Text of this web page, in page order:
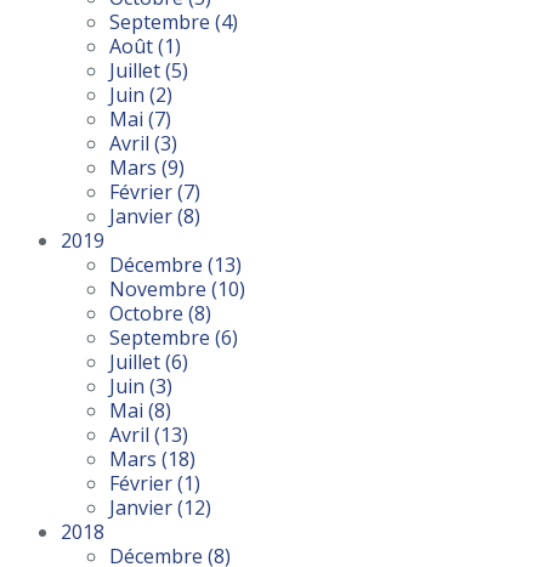
Septembre (4)
Août(1)
Juillet(5)
Juin (2)
Mai (7)
Avril (3)
Mars (9)
Février(7)
Janvier(8)
2019
Décembre (13)
Novembre (10)
Octobre (8)
Septembre (6)
Juillet(6)
Juin (3)
Mai (8)
Avril (13)
Mars (18)
Février(1)
Janvier(12)
2018
Décembre (8)